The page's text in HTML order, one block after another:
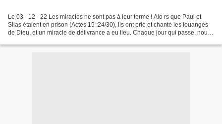
Le 03 - 12 - 22 Les miracles ne sont pas à leur terme ! Alo rs que Paul et
Silas étaient en prison (Actes 15 :24/30), ils ont prié et chanté les louanges
de Dieu, et un miracle de délivrance a eu lieu. Chaque jour qui passe, nous